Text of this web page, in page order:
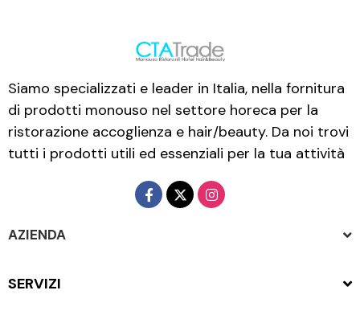
Siamo specializzati e leader in Italia, nella fornitura
di prodotti monouso nel settore horeca per la
ristorazione accoglienza e hair/beauty. Da noi trovi
tutti i prodotti utili ed essenziali per la tua attività
AZIENDA
SERVIZI